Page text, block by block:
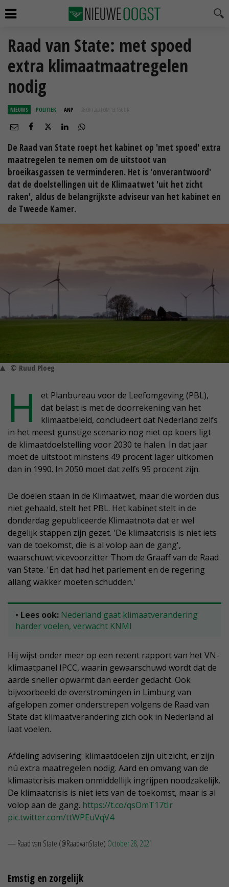
Raad van State: met spoed
extra klimaatmaatregelen
nodig
NIEUWS POLITIEK ANP 28 OKT 2021 OM 13:16
De Raad van State roept het kabinet op 'met spoed' extra
maatregelen te nemen om de uitstoot van
broeikasgassen te verminderen. Het is 'onverantwoord'
dat de doelstellingen uit de Klimaatwet 'uit het zicht
raken', aldus de belangrijkste adviseur van het kabinet en
de Tweede Kamer.
© Ruud Ploeg
H
et Planbureau voor de Leefomgeving (PBL),
dat belast is met de doorrekening van het
klimaatbeleid, concludeert dat Nederland zelfs
in het meest gunstige scenario nog niet op koers ligt
de klimaatdoelstelling voor 2030 te halen. In dat jaar
moet de uitstoot minstens 49 procent lager uitkomen
dan in 1990. In 2050 moet dat zelfs 95 procent zijn.
De doelen staan in de Klimaatwet, maar die worden dus
niet gehaald, stelt het PBL. Het kabinet stelt in de
donderdag gepubliceerde Klimaatnota dat er wel
degelijk stappen zijn gezet. 'De klimaatcrisis is niet iets
van de toekomst, die is al volop aan de gang',
waarschuwt vicevoorzitter Thom de Graaff van de Raad
van State. 'En dat had het parlement en de regering
allang wakker moeten schudden.'
• Lees ook: Nederland gaat klimaatverandering
harder voelen, verwacht KNMI
Hij wijst onder meer op een recent rapport van het VN-
klimaatpanel IPCC, waarin gewaarschuwd wordt dat de
aarde sneller opwarmt dan eerder gedacht. Ook
bijvoorbeeld de overstromingen in Limburg van
afgelopen zomer onderstrepen volgens de Raad van
State dat klimaatverandering zich ook in Nederland al
laat voelen.
Afdeling advisering: klimaatdoelen zijn uit zicht, er zijn
nú extra maatregelen nodig. Aard en omvang van de
klimaatcrisis maken onmiddellijk ingrijpen noodzakelijk.
De klimaatcrisis is niet iets van de toekomst, maar is al
volop aan de gang. https://t.co/qsOmT17tIr
pic.twitter.com/ttWPEuVqV4
— Raad van State (@RaadvanState) October 28, 2021
Ernstig en zorgelijk